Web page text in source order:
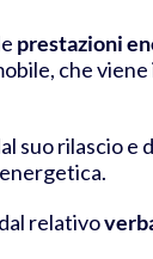
prestazioni
che
suo rilascio e
relativo